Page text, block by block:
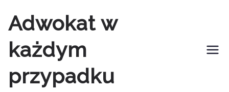
do
treści
Adwokat w
każdym
przypadku